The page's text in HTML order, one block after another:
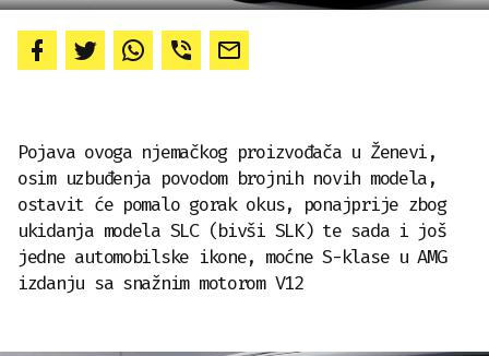
Pojava ovoga njemačkog proizvođača u Ženevi,
osim uzbuđenja povodom brojnih novih modela,
ostavit će pomalo gorak okus, ponajprije zbog
ukidanja modela SLC (bivši SLK) te sada i još
jedne automobilske ikone, moćne S-klase u AMG
izdanju sa snažnim motorom V12